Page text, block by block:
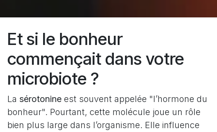
Et si le bonheur
commençait dans votre
microbiote ?
La sérotonine est souvent appelée "l’hormone du
bonheur". Pourtant, cette molécule joue un rôle
bien plus large dans l’organisme. Elle influence